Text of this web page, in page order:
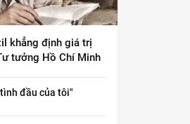
khẳng định giá trị
tưởng Hồ Chí Minh
đầu của tôi"